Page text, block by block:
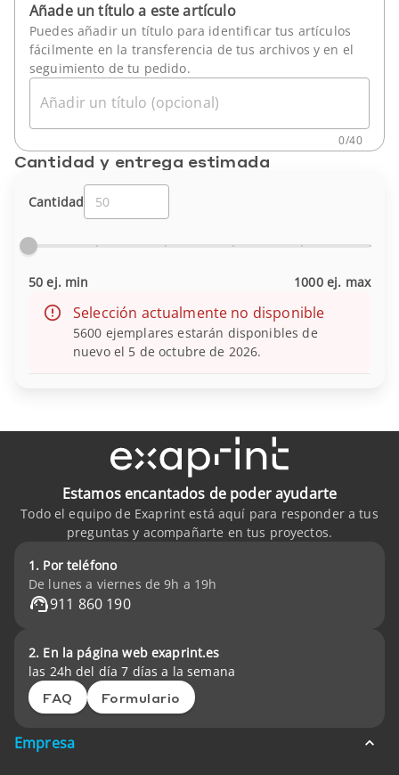
Añade un título a este artículo
Puedes añadir un título para identificar tus artículos
fácilmente en la transferencia de tus archivos y en el
seguimiento de tu pedido.
Añadir un título (opcional)
0/40
Cantidad y entrega estimada
Cantidad
50 ej. min 1000 ej. max
Selección actualmente no disponible
5600 ejemplares estarán disponibles de
nuevo el 5 de octubre de 2026.
Estamos encantados de poder ayudarte
Todo el equipo de Exaprint está aquí para responder a tus
preguntas y acompañarte en tus proyectos.
1. Por teléfono
De lunes a viernes de 9h a 19h
911 860 190
2. En la página web exaprint.es
las 24h del día 7 días a la semana
FAQ Formulario
Empresa